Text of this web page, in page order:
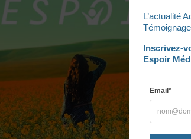
L’actualité
Inscrivez-
Espoir
Email*